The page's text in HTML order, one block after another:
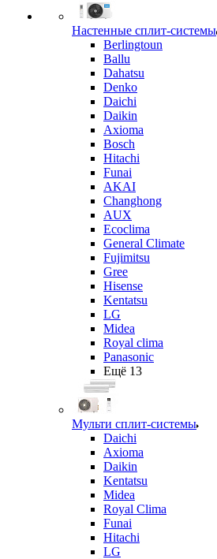
Настенные сплит-системы
Berlingtoun
Ballu
Dahatsu
Denko
Daichi
Daikin
Axioma
Bosch
Hitachi
Funai
AKAI
Changhong
AUX
Ecoclima
General Climate
Fujimitsu
Gree
Hisense
Kentatsu
LG
Midea
Royal clima
Panasonic
Ещё 13
Мульти сплит-системы
Daichi
Axioma
Daikin
Kentatsu
Midea
Royal Clima
Funai
Hitachi
LG